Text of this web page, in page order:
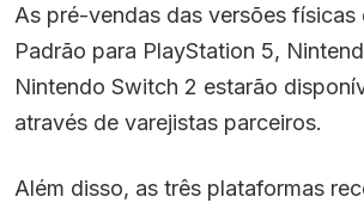
As pré-vendas das versões físicas
Padrão para PlayStation 5,
Nintendo Switch 2 estarão
através de varejistas parceiros.
Além disso, as três plataformas